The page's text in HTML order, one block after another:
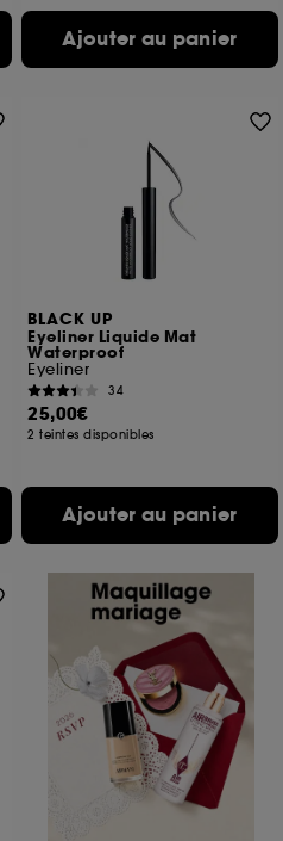
Ajouter au panier
BLACK UP
Eyeliner Liquide Mat
Waterproof
Eyeliner
34
25,00€
2 teintes disponibles
Ajouter au panier